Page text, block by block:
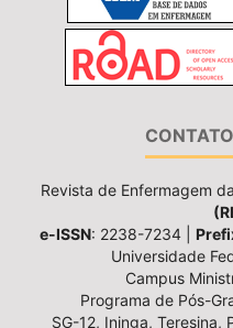
Revista de Enfermagem
e-ISSN: 2238-7234 |
Universidade
Campus
Programa de Pós-
SG-12, Ininga, Teresina,